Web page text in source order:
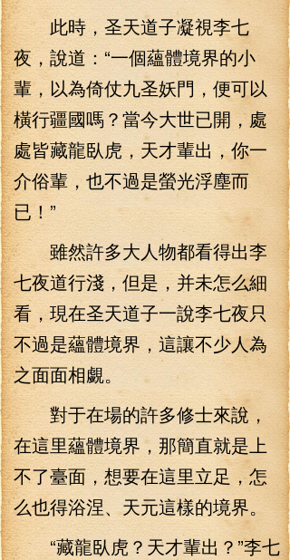
此時，圣天道子凝視李七
夜，說道：“一個蘊體境界的小
輩，以為倚仗九圣妖門，便可以
橫行疆國嗎？當今大世已開，處
處皆藏龍臥虎，天才輩出，你一
介俗輩，也不過是螢光浮塵而
已！”
雖然許多大人物都看得出李
七夜道行淺，但是，并未怎么細
看，現在圣天道子一說李七夜只
不過是蘊體境界，這讓不少人為
之面面相覷。
對于在場的許多修士來說，
在這里蘊體境界，那簡直就是上
不了臺面，想要在這里立足，怎
么也得浴涅、天元這樣的境界。
“藏龍臥虎？天才輩出？”李七